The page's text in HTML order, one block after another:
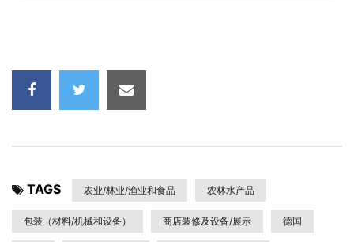
TAGS 农业/林业/渔业和食品 农林水产品
包装（材料/机械和设备） 商店装修及设备/展示 德国